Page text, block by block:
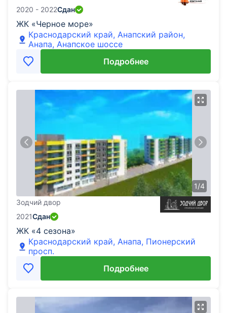
ЖК «Черное море»
2020 - 2022Сдан
Краснодарский край, Анапский район,
Анапа, Анапское шоссе
Подробнее
1/4
Зодчий двор
ЖК «4 сезона»
2021Сдан
Краснодарский край, Анапа, Пионерский
просп.
Подробнее